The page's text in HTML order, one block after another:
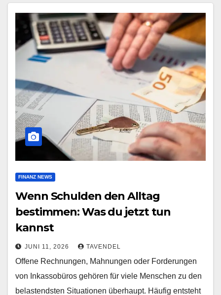
FINANZ NEWS
Wenn Schulden den Alltag
bestimmen: Was du jetzt tun
kannst
JUNI 11, 2026 TAVENDEL
Offene Rechnungen, Mahnungen oder Forderungen
von Inkassobüros gehören für viele Menschen zu den
belastendsten Situationen überhaupt. Häufig entsteht